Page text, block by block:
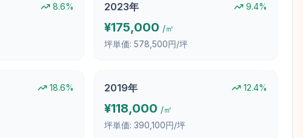
8.6% 2023年 9.4%
¥175,000 /㎡
坪単価: 578,500円/坪
18.6% 2019年 12.4%
¥118,000 /㎡
坪単価: 390,100円/坪